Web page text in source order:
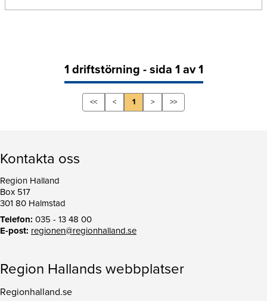
1 driftstörning - sida 1 av 1
<< < 1 > >>
Kontakta oss
Region Halland
Box 517
301 80 Halmstad
Telefon: 035 - 13 48 00
E-post: regionen@regionhalland.se
Region Hallands webbplatser
Regionhalland.se